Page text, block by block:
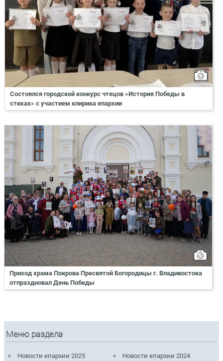
Состоялся городской конкурс чтецов «История Победы в
стихах» с участием клирика епархии
Приход храма Покрова Пресвятой Богородицы г. Владивостока
отпраздновал День Победы
Меню раздела
Новости епархии 2025
Новости епархии 2024